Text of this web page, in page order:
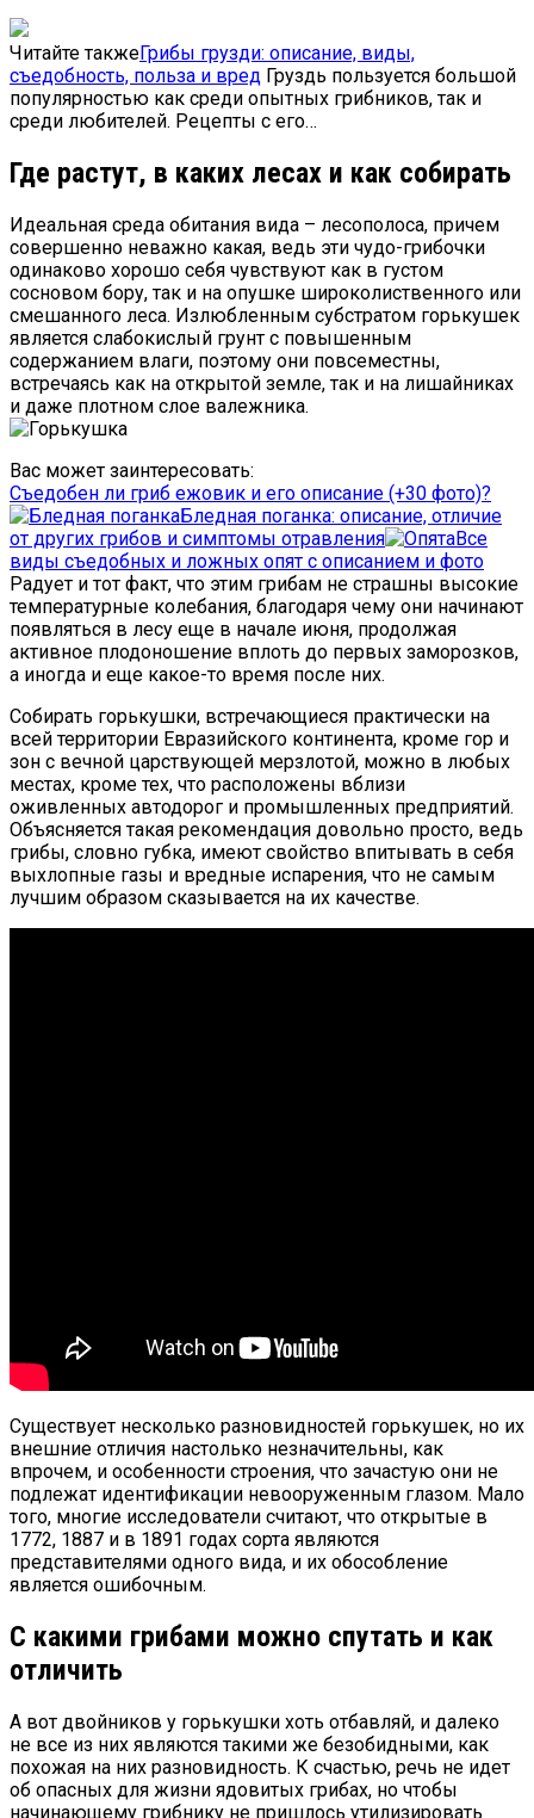
Читайте такжеГрибы грузди: описание, виды,
съедобность, польза и вред Груздь пользуется большой
популярностью как среди опытных грибников, так и
среди любителей. Рецепты с его…
Где растут, в каких лесах и как собирать
Идеальная среда обитания вида – лесополоса, причем
совершенно неважно какая, ведь эти чудо-грибочки
одинаково хорошо себя чувствуют как в густом
сосновом бору, так и на опушке широколиственного или
смешанного леса. Излюбленным субстратом горькушек
является слабокислый грунт с повышенным
содержанием влаги, поэтому они повсеместны,
встречаясь как на открытой земле, так и на лишайниках
и даже плотном слое валежника.
Вас может заинтересовать:
Съедобен ли гриб ежовик и его описание (+30 фото)?
Бледная поганка: описание, отличие
от других грибов и симптомы отравления
Все
виды съедобных и ложных опят с описанием и фото
Радует и тот факт, что этим грибам не страшны высокие
температурные колебания, благодаря чему они начинают
появляться в лесу еще в начале июня, продолжая
активное плодоношение вплоть до первых заморозков,
а иногда и еще какое-то время после них.
Собирать горькушки, встречающиеся практически на
всей территории Евразийского континента, кроме гор и
зон с вечной царствующей мерзлотой, можно в любых
местах, кроме тех, что расположены вблизи
оживленных автодорог и промышленных предприятий.
Объясняется такая рекомендация довольно просто, ведь
грибы, словно губка, имеют свойство впитывать в себя
выхлопные газы и вредные испарения, что не самым
лучшим образом сказывается на их качестве.
Существует несколько разновидностей горькушек, но их
внешние отличия настолько незначительны, как
впрочем, и особенности строения, что зачастую они не
подлежат идентификации невооруженным глазом. Мало
того, многие исследователи считают, что открытые в
1772, 1887 и в 1891 годах сорта являются
представителями одного вида, и их обособление
является ошибочным.
С какими грибами можно спутать и как
отличить
А вот двойников у горькушки хоть отбавляй, и далеко
не все из них являются такими же безобидными, как
похожая на них разновидность. К счастью, речь не идет
об опасных для жизни ядовитых грибах, но чтобы
начинающему грибнику не пришлось утилизировать